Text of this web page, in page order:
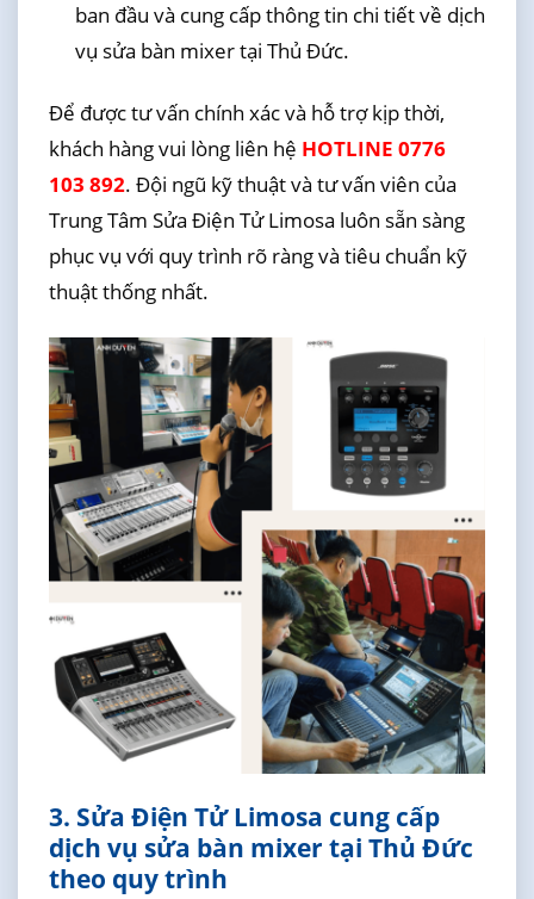
ban đầu và cung cấp thông tin chi tiết về dịch
vụ sửa bàn mixer tại Thủ Đức.
Để được tư vấn chính xác và hỗ trợ kịp thời,
khách hàng vui lòng liên hệ HOTLINE 0776
103 892. Đội ngũ kỹ thuật và tư vấn viên của
Trung Tâm Sửa Điện Tử Limosa luôn sẵn sàng
phục vụ với quy trình rõ ràng và tiêu chuẩn kỹ
thuật thống nhất.
3. Sửa Điện Tử Limosa cung cấp
dịch vụ sửa bàn mixer tại Thủ Đức
theo quy trình